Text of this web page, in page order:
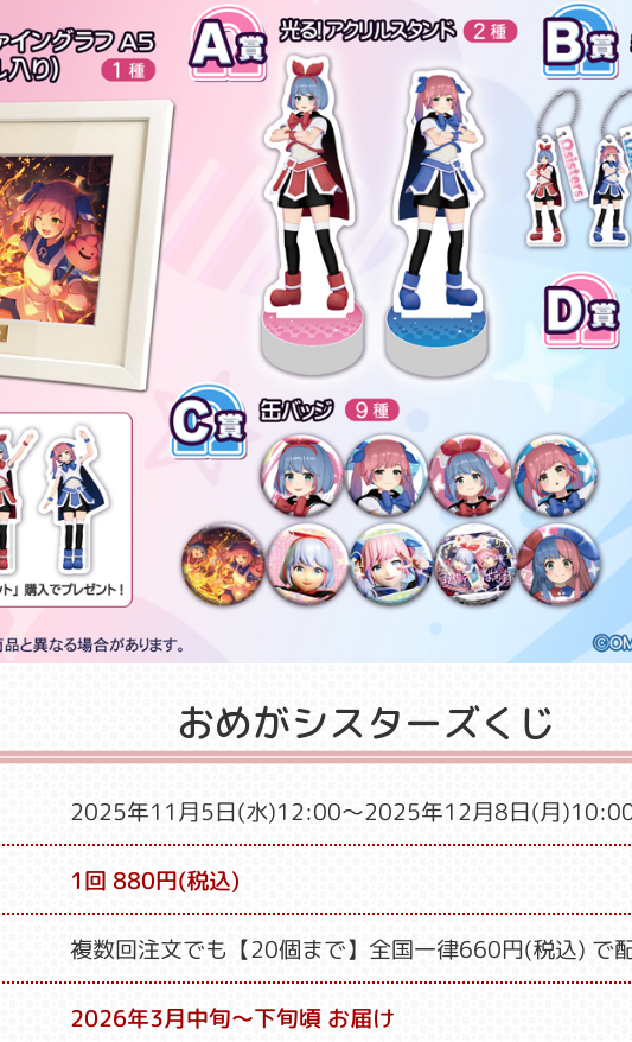
おめがシスターズくじ
2025年11月5日(水)12:00～2025年12月8日(月
1回 880円(税込)
複数回注文でも【20個まで】全国一律660円(税込) で
2026年3月中旬～下旬頃 お届け